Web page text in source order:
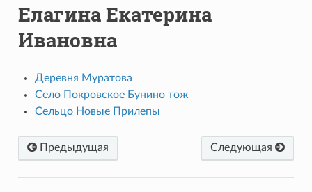
Елагина Екатерина
Ивановна
Деревня Муратова
Село Покровское Бунино тож
Сельцо Новые Прилепы
Предыдущая Следующая